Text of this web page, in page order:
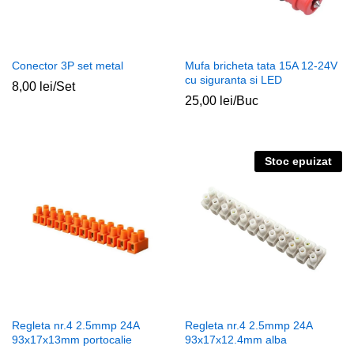
Conector 3P set metal
8,00 lei/Set
Mufa bricheta tata 15A 12-24V
cu siguranta si LED
25,00 lei/Buc
Regleta nr.4 2.5mmp 24A
93x17x13mm portocalie
Stoc epuizat
Regleta nr.4 2.5mmp 24A
93x17x12.4mm alba